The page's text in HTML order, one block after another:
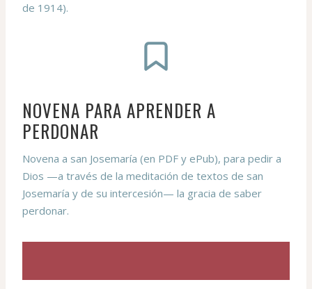
de 1914).
NOVENA PARA APRENDER A
PERDONAR
Novena a san Josemaría (en PDF y ePub), para pedir a
Dios —a través de la meditación de textos de san
Josemaría y de su intercesión— la gracia de saber
perdonar.